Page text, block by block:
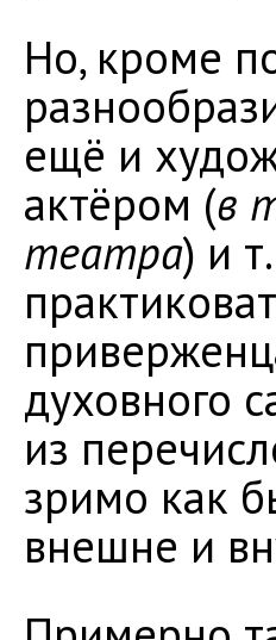
Но, кроме
ещё и
актёром (в
театра) и
духовного
из
зримо как
внешне и